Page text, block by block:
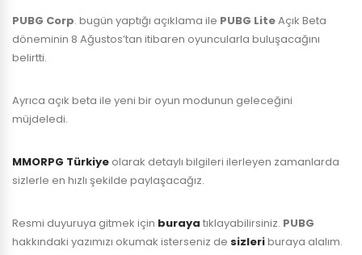
PUBG Corp. bugün yaptığı açıklama ile PUBG LiteAçık Beta
döneminin 8 Ağustos’tan itibaren oyuncularla buluşacağını
belirtti.
Ayrıca açık beta ile yeni bir oyun modunun geleceğini
müjdeledi.
MMORPG Türkiye olarak detaylı bilgileri ilerleyen zamanlarda
sizlerle en hızlı şekilde paylaşacağız.
Resmi duyuruya gitmek için buraya tıklayabilirsiniz. PUBG
hakkındaki yazımızı okumak isterseniz de sizleriburaya alalım.